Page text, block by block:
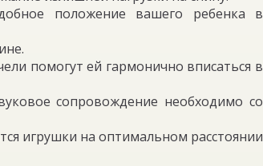
положение вашего ребенка в
помогут ей гармонично вписаться в
сопровождение необходимо со
игрушки на оптимальном расстоянии